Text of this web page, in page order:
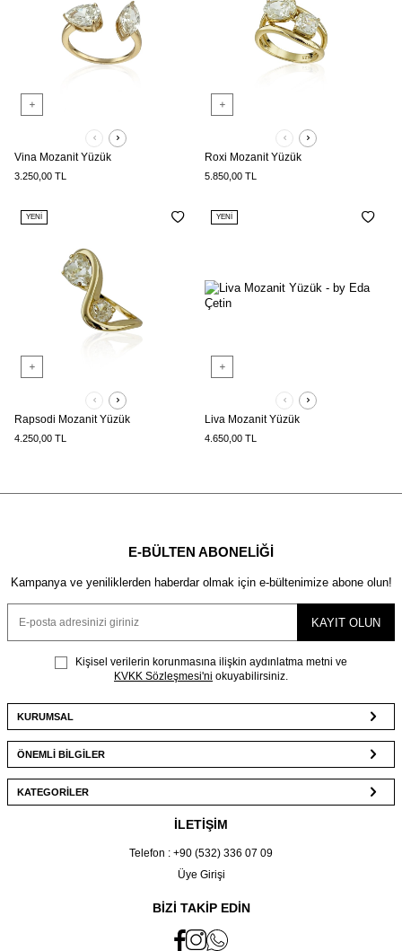
Vina Mozanit Yüzük
3.250,00 TL
Roxi Mozanit Yüzük
5.850,00 TL
YENI
Rapsodi Mozanit Yüzük
4.250,00 TL
YENI
Liva Mozanit Yüzük
4.650,00 TL
E-BÜLTEN ABONELIĞI
Kampanya ve yeniliklerden haberdar olmak için e-bültenimize abone olun!
KAYIT OLUN
Kişisel verilerin korunmasına ilişkin aydınlatma metni ve
KVKK Sözleşmesi'ni okuyabilirsiniz.
KURUMSAL
ÖNEMLİ BİLGİLER
KATEGORİLER
İLETİŞİM
Telefon : +90 (532) 336 07 09
Üye Girişi
BİZİ TAKİP EDİN